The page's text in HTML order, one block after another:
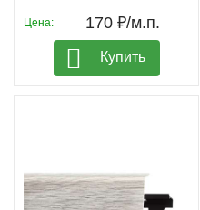
Цена: 170 ₽/м.п.
Купить